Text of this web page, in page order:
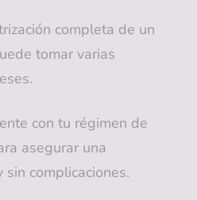
completa de un
tomar varias
con tu régimen de
asegurar una
complicaciones.